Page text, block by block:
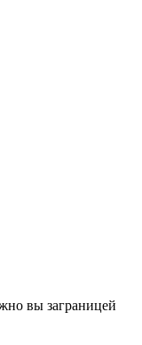
вы заграницей